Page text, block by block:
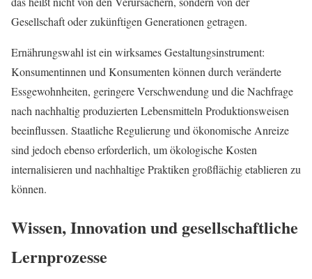
Gesellschaft oder zukünftigen Generationen getragen.
Ernährungswahl ist ein wirksames Gestaltungsinstrument:
Konsumentinnen und Konsumenten können durch veränderte
Essgewohnheiten, geringere Verschwendung und die Nachfrage
nach nachhaltig produzierten Lebensmitteln Produktionsweisen
beeinflussen. Staatliche Regulierung und ökonomische Anreize
sind jedoch ebenso erforderlich, um ökologische Kosten
internalisieren und nachhaltige Praktiken großflächig etablieren zu
können.
Wissen, Innovation und gesellschaftliche
Lernprozesse